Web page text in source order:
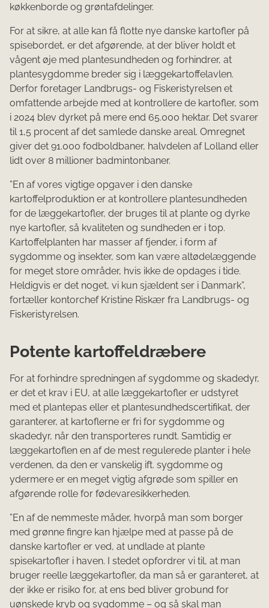
køkkenborde og grøntafdelinger.
For at sikre, at alle kan få flotte nye danske kartofler på
spisebordet, er det afgørende, at der bliver holdt et
vågent øje med plantesundheden og forhindrer, at
plantesygdomme breder sig i læggekartoffelavlen.
Derfor foretager Landbrugs- og Fiskeristyrelsen et
omfattende arbejde med at kontrollere de kartofler, som
i 2024 blev dyrket på mere end 65.000 hektar. Det svarer
til 1,5 procent af det samlede danske areal. Omregnet
giver det 91.000 fodboldbaner, halvdelen af Lolland eller
lidt over 8 millioner badmintonbaner.
”En af vores vigtige opgaver i den danske
kartoffelproduktion er at kontrollere plantesundheden
for de læggekartofler, der bruges til at plante og dyrke
nye kartofler, så kvaliteten og sundheden er i top.
Kartoffelplanten har masser af fjender, i form af
sygdomme og insekter, som kan være altødelæggende
for meget store områder, hvis ikke de opdages i tide.
Heldigvis er det noget, vi kun sjældent ser i Danmark”,
fortæller kontorchef Kristine Riskær fra Landbrugs- og
Fiskeristyrelsen.
Potente kartoffeldræbere
For at forhindre spredningen af sygdomme og skadedyr,
er det et krav i EU, at alle læggekartofler er udstyret
med et plantepas eller et plantesundhedscertifikat, der
garanterer, at kartoflerne er fri for sygdomme og
skadedyr, når den transporteres rundt. Samtidig er
læggekartoflen en af de mest regulerede planter i hele
verdenen, da den er vanskelig ift. sygdomme og
ydermere er en meget vigtig afgrøde som spiller en
afgørende rolle for fødevaresikkerheden.
”En af de nemmeste måder, hvorpå man som borger
med grønne fingre kan hjælpe med at passe på de
danske kartofler er ved, at undlade at plante
spisekartofler i haven. I stedet opfordrer vi til, at man
bruger reelle læggekartofler, da man så er garanteret, at
der ikke er risiko for, at ens bed bliver grobund for
uønskede kryb og sygdomme – og så skal man